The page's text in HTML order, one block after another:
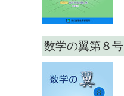
数学の翼第８号